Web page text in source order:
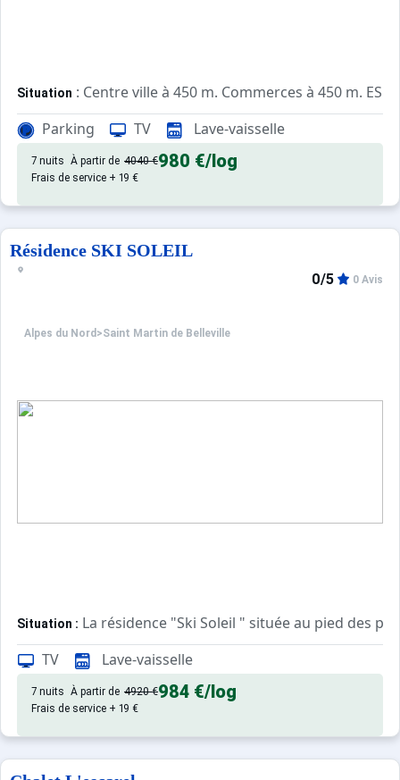
Situation : Centre ville à 450 m. Commerces à 450 m. ESF
Appartement de particulier : Appartements confortables
Parking TV Lave-vaisselle
7 nuits À partir de 4040 €980 €/log
Frais de service + 19 €
Résidence SKI SOLEIL
Alpes du Nord >Saint Martin de Belleville
0/5 0 Avis
Situation : La résidence "Ski Soleil " située au pied des
Appartement de particulier :
TV Lave-vaisselle
7 nuits À partir de 4920 €984 €/log
Frais de service + 19 €